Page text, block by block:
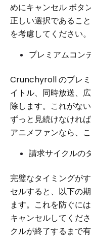
めにキャンセル ボタ
正しい選択であるこ
を考慮してください。
プレミアムコン
Crunchyroll のプレミ
イトル、同時放送、
除します。これがな
ずっと見続けなけれ
アニメファンなら、
請求サイクルの
完璧なタイミングが
セルすると、以下の
ます。これを防ぐに
キャンセルしてくだ
クルが終了するまで